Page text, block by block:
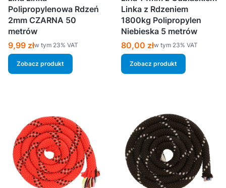
Polipropylenowa Rdzeń
2mm CZARNA 50
metrów
Cena brutto
9,99 złw tym %s VAT
w tym 23% VAT
Zobacz produkt
Linka z Rdzeniem
1800kg Polipropylen
Niebieska 5 metrów
Cena brutto
80,00 złw tym %s VAT
w tym 23% VAT
Zobacz produkt